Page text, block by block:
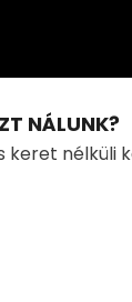
NÁLUNK?
keret nélküli